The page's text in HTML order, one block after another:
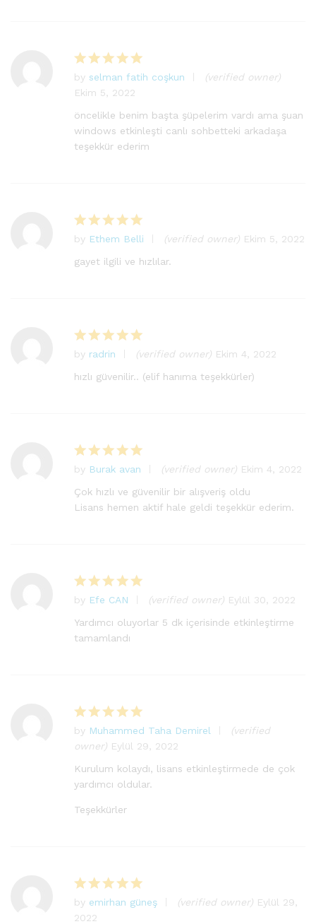
5
üzerinden
5oy aldı
by selman fatih coşkun
(verified owner)
Ekim 5, 2022
öncelikle benim başta şüpelerim vardı ama şuan
windows etkinleşti canlı sohbetteki arkadaşa
teşekkür ederim
5
üzerinden
by Ethem Belli (verified owner) Ekim 5, 2022
gayet ilgili ve hızlılar.
5
üzerinden
by radrin (verified owner) Ekim 4, 2022
hızlı güvenilir.. (elif hanıma teşekkürler)
5
üzerinden
5oy aldı
by Burak avan (verified owner) Ekim 4, 2022
Çok hızlı ve güvenilir bir alışveriş oldu
Lisans hemen aktif hale geldi teşekkür ederim.
5
üzerinden
5oy aldı
by Efe CAN (verified owner) Eylül 30, 2022
Yardımcı oluyorlar 5 dk içerisinde etkinleştirme
tamamlandı
5
üzerinden
5oy aldı
by Muhammed Taha Demirel
(verified
owner) Eylül 29, 2022
Kurulum kolaydı, lisans etkinleştirmede de çok
yardımcı oldular.
Teşekkürler
5
by emirhan güneş (verified owner) Eylül 29,
2022